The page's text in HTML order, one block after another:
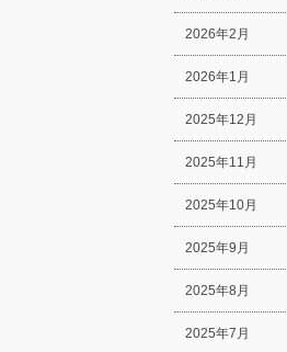
2026年2月
2026年1月
2025年12月
2025年11月
2025年10月
2025年9月
2025年8月
2025年7月